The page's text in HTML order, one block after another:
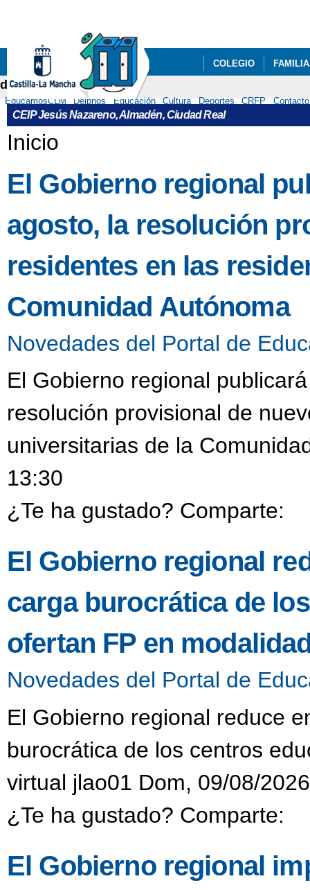
COLEGIO
delphos
EducamosCLM Delphos Educación Cultura Deportes CRFP Contacto
CEIP Jesús Nazareno, Almadén, Ciudad Real
Se encuentra usted aquí
Inicio
El Gobierno regional
agosto, la resolución
residentes en las
Comunidad Autónoma
Novedades del Portal de
El Gobierno regional
resolución provisional de
universitarias de la
13:30
¿Te ha gustado? Comparte:
El Gobierno regional
carga burocrática de
ofertan FP en
Novedades del Portal de
El Gobierno regional reduce
burocrática de los centros
virtual jlao01 Dom, 09/08/
¿Te ha gustado? Comparte:
El Gobierno regional